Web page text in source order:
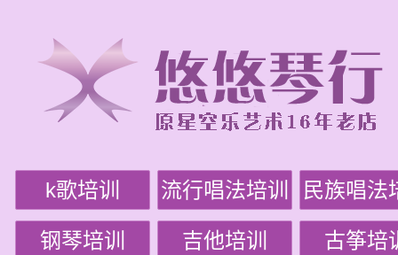
k歌培训 流行唱法培训 民族唱法
钢琴培训 吉他培训 古筝培